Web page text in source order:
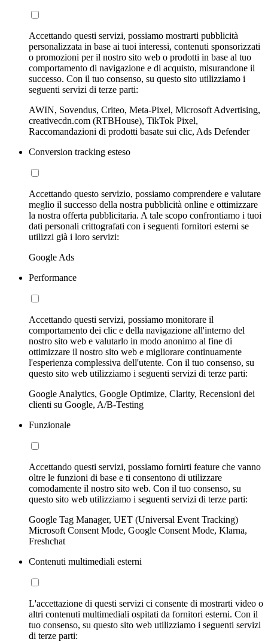
Accettando questi servizi, possiamo mostrarti pubblicità
personalizzata in base ai tuoi interessi, contenuti sponsorizzati
o promozioni per il nostro sito web o prodotti in base al tuo
comportamento di navigazione e di acquisto, misurandone il
successo. Con il tuo consenso, su questo sito utilizziamo i
seguenti servizi di terze parti:
AWIN, Sovendus, Criteo, Meta-Pixel, Microsoft Advertising,
creativecdn.com (RTBHouse), TikTok Pixel,
Raccomandazioni di prodotti basate sui clic, Ads Defender
Conversion tracking esteso
Accettando questo servizio, possiamo comprendere e valutare
meglio il successo della nostra pubblicità online e ottimizzare
la nostra offerta pubblicitaria. A tale scopo confrontiamo i tuoi
dati personali crittografati con i seguenti fornitori esterni se
utilizzi già i loro servizi:
Google Ads
Performance
Accettando questi servizi, possiamo monitorare il
comportamento dei clic e della navigazione all'interno del
nostro sito web e valutarlo in modo anonimo al fine di
ottimizzare il nostro sito web e migliorare continuamente
l'esperienza complessiva dell'utente. Con il tuo consenso, su
questo sito web utilizziamo i seguenti servizi di terze parti:
Google Analytics, Google Optimize, Clarity, Recensioni dei
clienti su Google, A/B-Testing
Funzionale
Accettando questi servizi, possiamo fornirti feature che vanno
oltre le funzioni di base e ti consentono di utilizzare
comodamente il nostro sito web. Con il tuo consenso, su
questo sito web utilizziamo i seguenti servizi di terze parti:
Google Tag Manager, UET (Universal Event Tracking)
Microsoft Consent Mode, Google Consent Mode, Klarna,
Freshchat
Contenuti multimediali esterni
L'accettazione di questi servizi ci consente di mostrarti video o
altri contenuti multimediali ospitati da fornitori esterni. Con il
tuo consenso, su questo sito web utilizziamo i seguenti servizi
di terze parti: